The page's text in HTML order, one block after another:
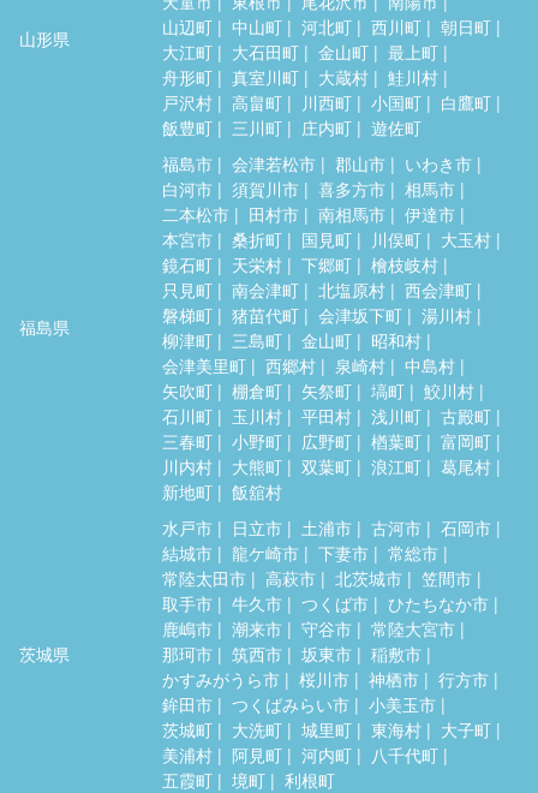
山形県
山辺町
中山町 河北町 西川町
朝日町
大江町
大石田町 金山町
最上町
舟形町
真室川町 大蔵村
鮭川村
戸沢村
高畠町 川西町 小国町
白鷹町
飯豊町
三川町 庄内町 遊佐町
福島県
福島市 会津若松市 郡山市
いわき市
白河市
須賀川市 喜多方市
相馬市
二本松市
田村市 南相馬市
伊達市
本宮市
桑折町 国見町 川俣町
大玉村
鏡石町
天栄村 下郷町
檜枝岐村
只見町
南会津町 北塩原村
西会津町
磐梯町
猪苗代町 会津坂下町
湯川村
柳津町
三島町 金山町
昭和村
会津美里町
西郷村 泉崎村
中島村
矢吹町
棚倉町 矢祭町 塙町
鮫川村
石川町
玉川村 平田村 浅川町
古殿町
三春町
小野町 広野町 楢葉町
富岡町
川内村
大熊町 双葉町 浪江町
葛尾村
新地町
飯舘村
茨城県
水戸市 日立市 土浦市 古河市
石岡市
結城市
龍ケ崎市 下妻市
常総市
常陸太田市
高萩市 北茨城市
笠間市
取手市
牛久市 つくば市
ひたちなか市
鹿嶋市
潮来市 守谷市
常陸大宮市
那珂市
筑西市 坂東市
稲敷市
かすみがうら市
桜川市 神栖市
行方市
鉾田市
つくばみらい市
小美玉市
茨城町
大洗町 城里町 東海村
大子町
美浦村
阿見町 河内町
八千代町
五霞町
境町 利根町